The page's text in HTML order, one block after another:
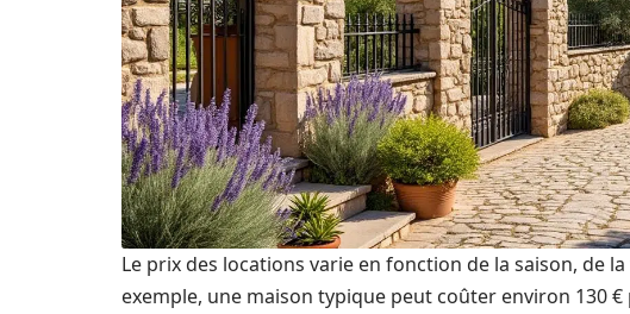
Le prix des locations varie en fonction de la saison, de
exemple, une maison typique peut coûter environ 130